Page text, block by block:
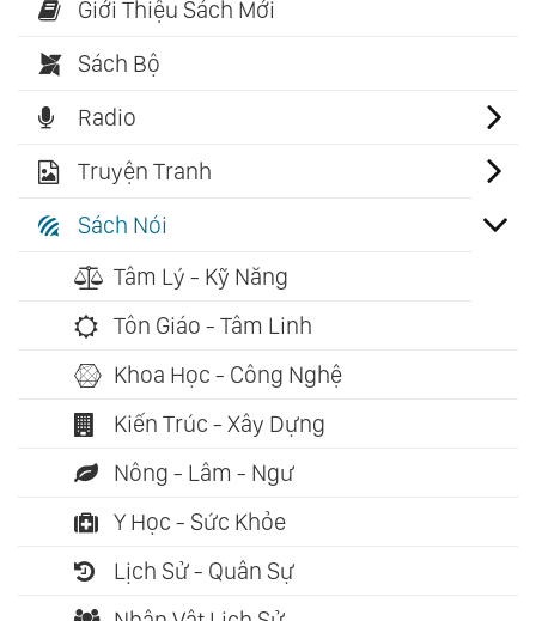
Giới Thiệu Sách Mới
Sách Bộ
Radio
Truyện Tranh
Sách Nói
Tâm Lý - Kỹ Năng
Tôn Giáo - Tâm Linh
Khoa Học - Công Nghệ
Kiến Trúc - Xây Dựng
Nông - Lâm - Ngư
Y Học - Sức Khỏe
Lịch Sử - Quân Sự